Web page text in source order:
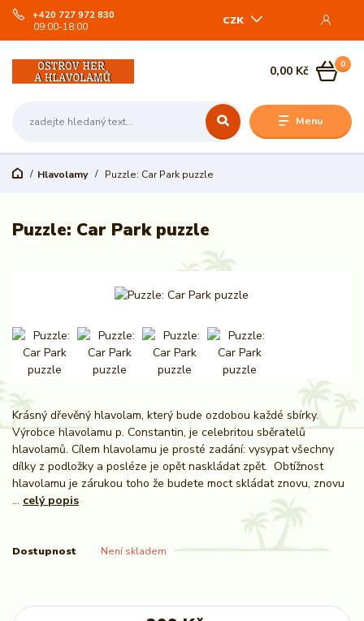
Menu
CZK
+420 727 972 830
09:00-18:00
0
0,00 Kč
Hlavolamy Puzzle: Car Park puzzle
Puzzle: Car Park puzzle
Krásný dřevěný hlavolam, který bude ozdobou každé sbírky.
Výrobce hlavolamu p. Constantin, je celebritou sběratelů
hlavolamů. Cílem hlavolamu je prosté zadání: vysypat všechny
dílky z podložky a posléze je opět naskládat zpět. Obtížnost
hlavolamu je zárukou toho že budete moct skládat znovu, znovu
... celý popis
Dostupnost Není skladem